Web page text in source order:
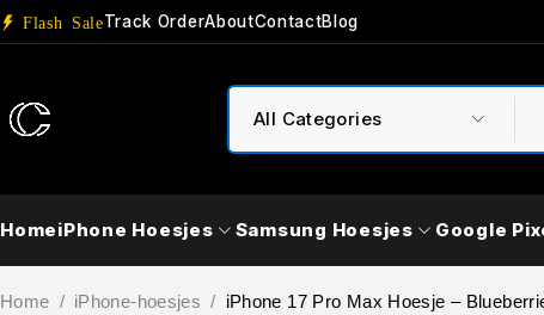
Flash SaleTrack OrderAboutContactBlog
HomeiPhone Hoesjes Samsung Hoesjes Google
Home / iPhone-hoesjes / iPhone 17 Pro Max Hoesje –